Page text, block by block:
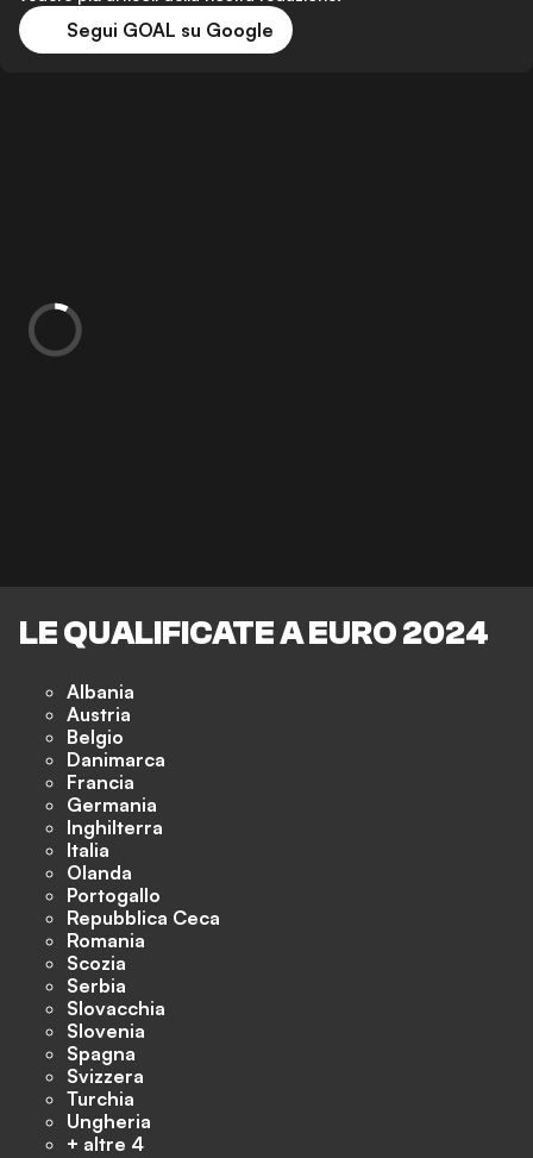
Segui GOAL su Google
LE QUALIFICATE A EURO 2024
Albania
Austria
Belgio
Danimarca
Francia
Germania
Inghilterra
Italia
Olanda
Portogallo
Repubblica Ceca
Romania
Scozia
Serbia
Slovacchia
Slovenia
Spagna
Svizzera
Turchia
Ungheria
+ altre 4